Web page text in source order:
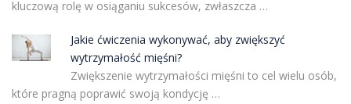
kluczową rolę w osiąganiu sukcesów, zwłaszcza …
Jakie ćwiczenia wykonywać, aby zwiększyć
wytrzymałość mięśni?
Zwiększenie wytrzymałości mięśni to cel wielu osób,
które pragną poprawić swoją kondycję …